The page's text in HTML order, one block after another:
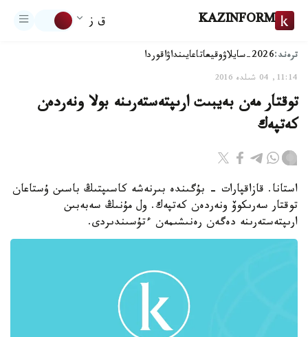
KAZINFORM ق ز
ترەند:2026-سايلاۋ وقيعاتاعايىنداۋاقوردا
11:14, 04 شىلدە 2016
توقتار مەن بەيبىت ارىپتەستەرىنە بولا ونەردەن
كەتپەك
استانا. قازاقپارات - بۇگىندە بىرنەشە كاسىپتىڭ باسىن ۇستاعان
توقتار سەرىكوۆ ونەردەن كەتپەك. ول مۇنىڭ سەبەبىن
ارىپتەستەرىنە دەگەن رەنىشىمەن ءتۇسىندىردى.